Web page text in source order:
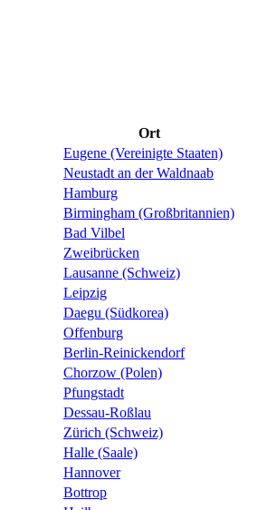
Ort
Eugene (Vereinigte Staaten)
Neustadt an der Waldnaab
Hamburg
Birmingham (Großbritannien)
Bad Vilbel
Zweibrücken
Lausanne (Schweiz)
Leipzig
Daegu (Südkorea)
Offenburg
Berlin-Reinickendorf
Chorzow (Polen)
Pfungstadt
Dessau-Roßlau
Zürich (Schweiz)
Halle (Saale)
Hannover
Bottrop